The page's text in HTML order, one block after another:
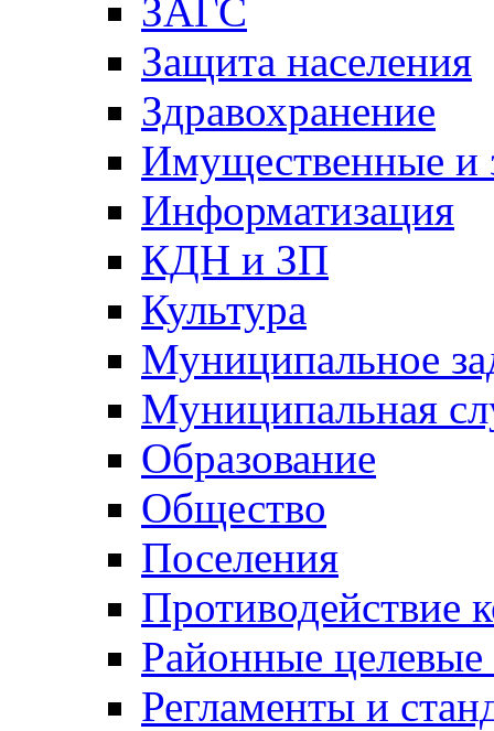
ЗАГС
Защита населения
Здравохранение
Имущественные и
Информатизация
КДН и ЗП
Культура
Муниципальное
Муниципальная
Образование
Общество
Поселения
Противодействие
Районные
Регламенты и